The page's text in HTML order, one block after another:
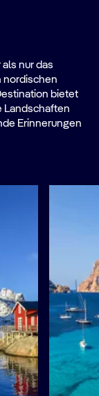
nur das
nordischen
bietet
Landschaften
Erinnerungen